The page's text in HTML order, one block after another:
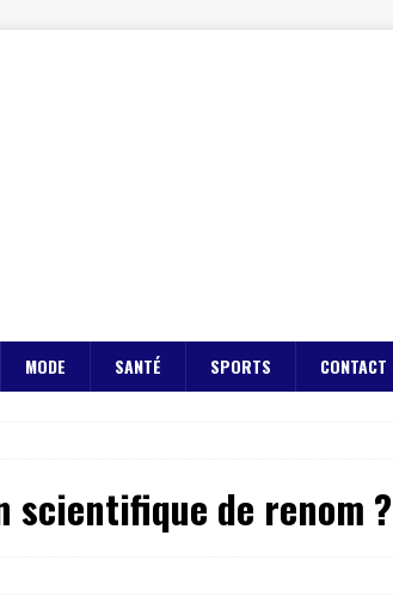
MODE SANTÉ SPORTS CONTACT
scientifique de renom ?